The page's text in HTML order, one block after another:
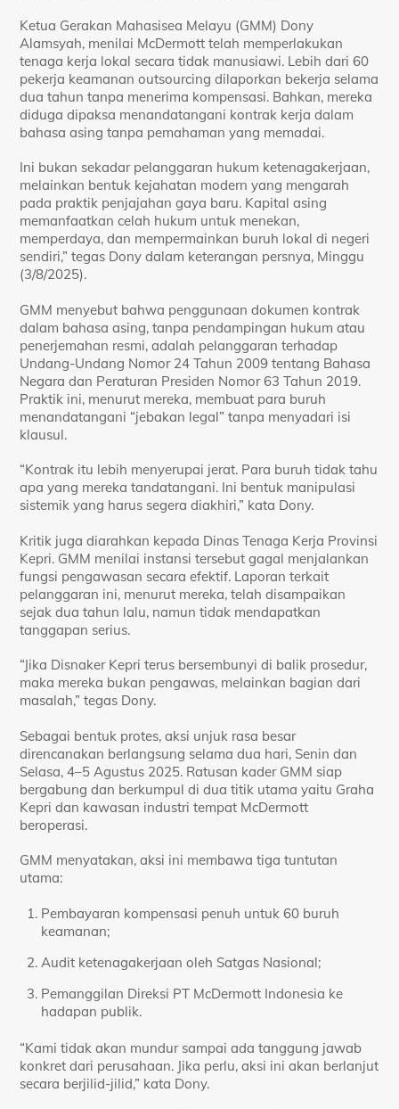
Ketua Gerakan Mahasisea Melayu (GMM) Dony
Alamsyah, menilai McDermott telah memperlakukan
tenaga kerja lokal secara tidak manusiawi. Lebih dari 60
pekerja keamanan outsourcing dilaporkan bekerja selama
dua tahun tanpa menerima kompensasi. Bahkan, mereka
diduga dipaksa menandatangani kontrak kerja dalam
bahasa asing tanpa pemahaman yang memadai.
Ini bukan sekadar pelanggaran hukum ketenagakerjaan,
melainkan bentuk kejahatan modern yang mengarah
pada praktik penjajahan gaya baru. Kapital asing
memanfaatkan celah hukum untuk menekan,
memperdaya, dan mempermainkan buruh lokal di negeri
sendiri,” tegas Dony dalam keterangan persnya, Minggu
(3/8/2025).
GMM menyebut bahwa penggunaan dokumen kontrak
dalam bahasa asing, tanpa pendampingan hukum atau
penerjemahan resmi, adalah pelanggaran terhadap
Undang-Undang Nomor 24 Tahun 2009 tentang Bahasa
Negara dan Peraturan Presiden Nomor 63 Tahun 2019.
Praktik ini, menurut mereka, membuat para buruh
menandatangani “jebakan legal” tanpa menyadari isi
klausul.
“Kontrak itu lebih menyerupai jerat. Para buruh tidak tahu
apa yang mereka tandatangani. Ini bentuk manipulasi
sistemik yang harus segera diakhiri,” kata Dony.
Kritik juga diarahkan kepada Dinas Tenaga Kerja Provinsi
Kepri. GMM menilai instansi tersebut gagal menjalankan
fungsi pengawasan secara efektif. Laporan terkait
pelanggaran ini, menurut mereka, telah disampaikan
sejak dua tahun lalu, namun tidak mendapatkan
tanggapan serius.
“Jika Disnaker Kepri terus bersembunyi di balik prosedur,
maka mereka bukan pengawas, melainkan bagian dari
masalah,” tegas Dony.
Sebagai bentuk protes, aksi unjuk rasa besar
direncanakan berlangsung selama dua hari, Senin dan
Selasa, 4–5 Agustus 2025. Ratusan kader GMM siap
bergabung dan berkumpul di dua titik utama yaitu Graha
Kepri dan kawasan industri tempat McDermott
beroperasi.
GMM menyatakan, aksi ini membawa tiga tuntutan
utama:
Pembayaran kompensasi penuh untuk 60 buruh
keamanan;
Audit ketenagakerjaan oleh Satgas Nasional;
Pemanggilan Direksi PT McDermott Indonesia ke
hadapan publik.
“Kami tidak akan mundur sampai ada tanggung jawab
konkret dari perusahaan. Jika perlu, aksi ini akan berlanjut
secara berjilid-jilid,” kata Dony.